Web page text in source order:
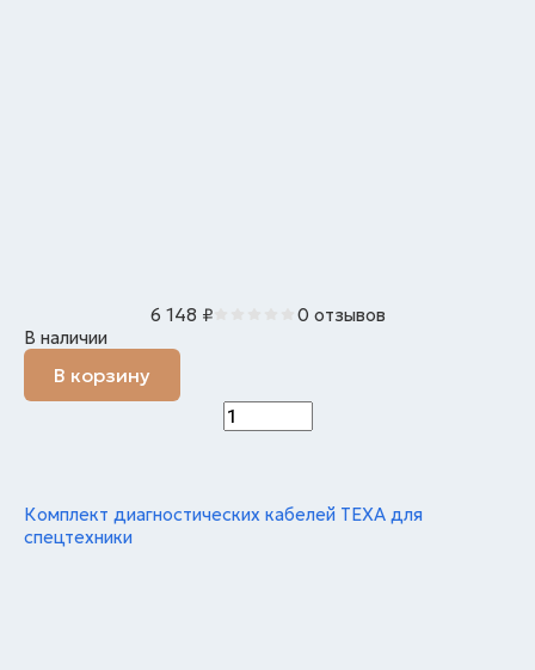
6 148 ₽
0 отзывов
В наличии
В корзину
Комплект диагностических кабелей TEXA для
спецтехники